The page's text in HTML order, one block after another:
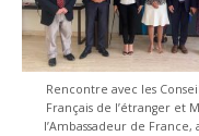
Rencontre avec les
Français de l’étranger et
l’Ambassadeur de France,